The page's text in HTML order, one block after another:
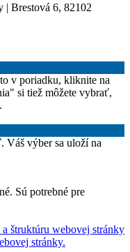
| Brestová 6, 82102
v poriadku, kliknite na
si tiež môžete vybrať,
Váš výber sa uloží na
Sú potrebné pre
štruktúru webovej stránky
stránky.